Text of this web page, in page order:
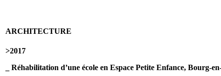
ARCHITECTURE
>2017
_ Réhabilitation d’une école en Espace Petite Enfance, Bourg-